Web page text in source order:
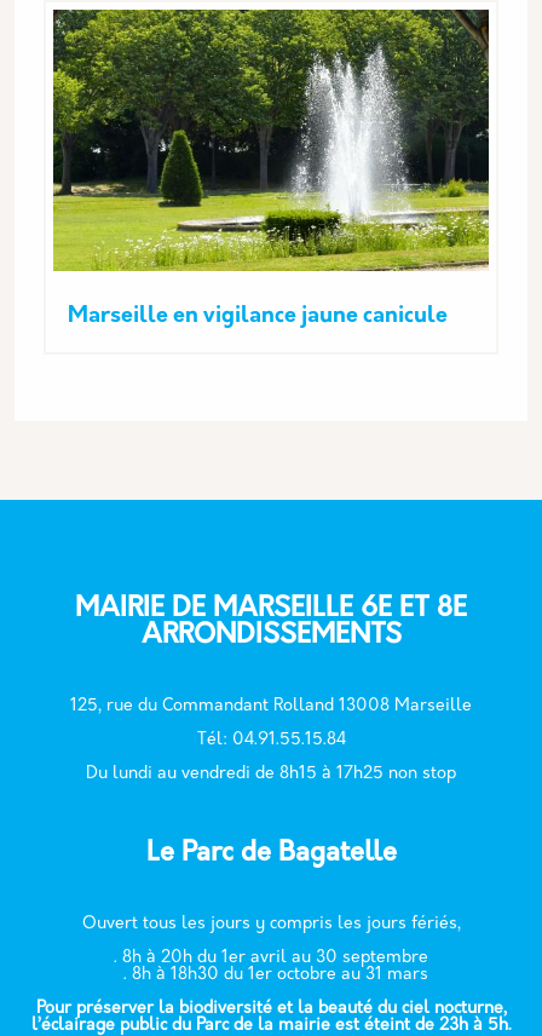
Marseille en vigilance jaune canicule
MAIRIE DE MARSEILLE 6E ET 8E
ARRONDISSEMENTS
125, rue du Commandant Rolland 13008 Marseille
Tél: 04.91.55.15.84
Du lundi au vendredi de 8h15 à 17h25 non stop
Le Parc de Bagatelle
Ouvert tous les jours y compris les jours fériés,
. 8h à 20h du 1er avril au 30 septembre
. 8h à 18h30 du 1er octobre au 31 mars
Pour préserver la biodiversité et la beauté du ciel nocturne,
l’éclairage public du Parc de la mairie est éteint de 23h à 5h.